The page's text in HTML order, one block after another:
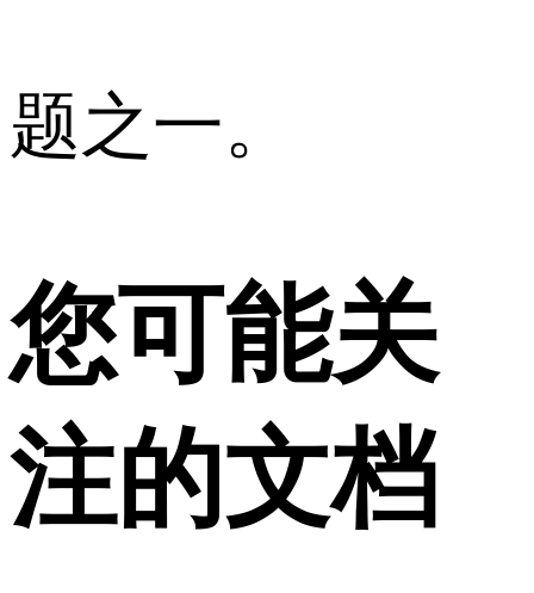
题之一。
您可能关
注的文档